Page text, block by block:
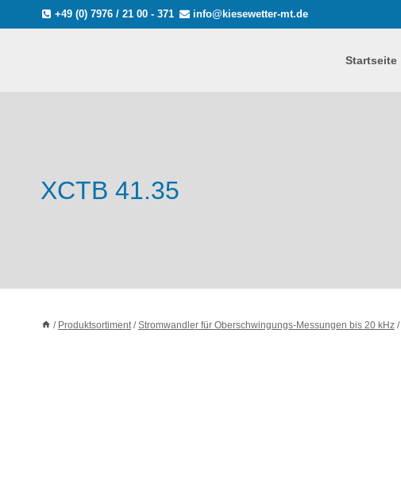
+49 (0) 7976 / 21 00 - 371 info@kiesewetter-mt.de
Startseite
XCTB 41.35
/ Produktsortiment / Stromwandler für Oberschwingungs-Messungen bis 20 kHz /